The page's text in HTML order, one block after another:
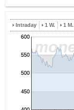
Intraday 1 W. 1 M.